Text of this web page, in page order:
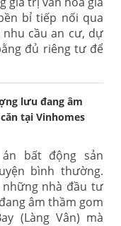
bỉ tiếp nối qua
cầu an cư, dự
đủ riêng tư để
lưu đang âm
tại Vinhomes
bất động sản
bình thường.
những nhà đầu tư
âm thầm gom
(Làng Vân) mà